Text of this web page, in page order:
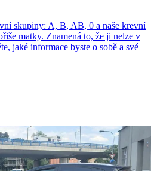
skupiny: A, B, AB, 0 a naše krevní
matky. Znamená to, že ji nelze v
jaké informace byste o sobě a své